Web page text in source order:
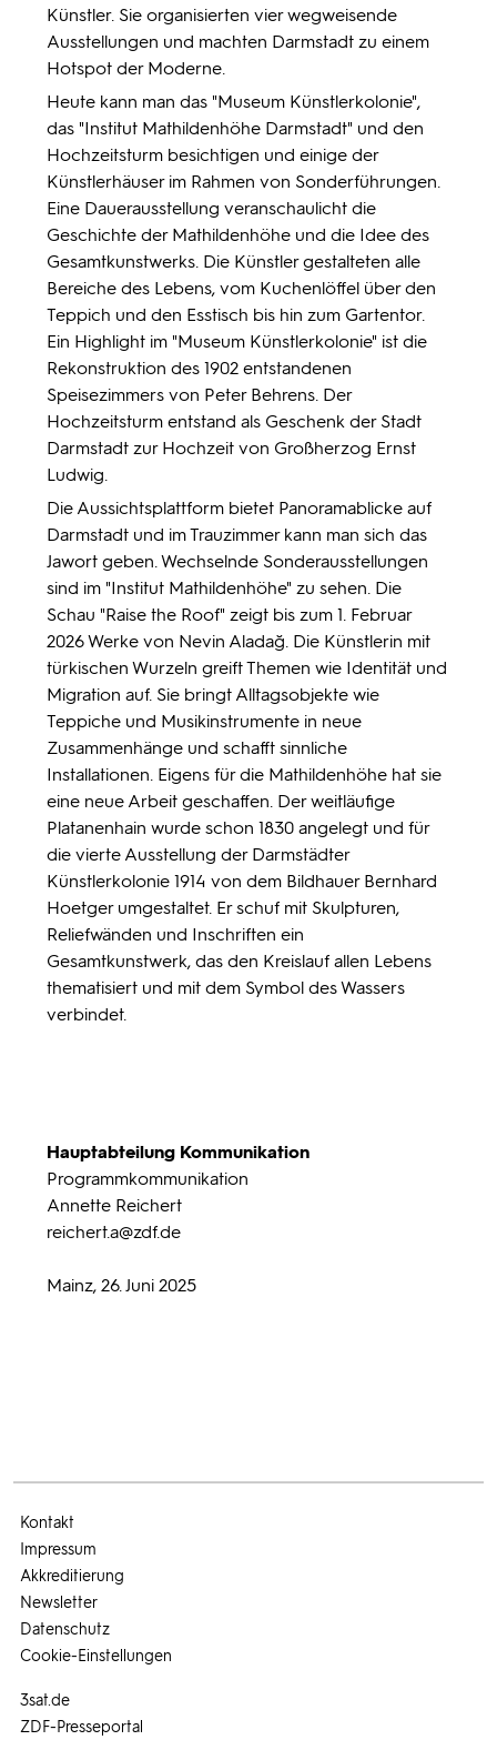
Künstler. Sie organisierten vier wegweisende
Ausstellungen und machten Darmstadt zu einem
Hotspot der Moderne.
Heute kann man das "Museum Künstlerkolonie",
das "Institut Mathildenhöhe Darmstadt" und den
Hochzeitsturm besichtigen und einige der
Künstlerhäuser im Rahmen von Sonderführungen.
Eine Dauerausstellung veranschaulicht die
Geschichte der Mathildenhöhe und die Idee des
Gesamtkunstwerks. Die Künstler gestalteten alle
Bereiche des Lebens, vom Kuchenlöffel über den
Teppich und den Esstisch bis hin zum Gartentor.
Ein Highlight im "Museum Künstlerkolonie" ist die
Rekonstruktion des 1902 entstandenen
Speisezimmers von Peter Behrens. Der
Hochzeitsturm entstand als Geschenk der Stadt
Darmstadt zur Hochzeit von Großherzog Ernst
Ludwig.
Die Aussichtsplattform bietet Panoramablicke auf
Darmstadt und im Trauzimmer kann man sich das
Jawort geben. Wechselnde Sonderausstellungen
sind im "Institut Mathildenhöhe" zu sehen. Die
Schau "Raise the Roof" zeigt bis zum 1. Februar
2026 Werke von Nevin Aladağ. Die Künstlerin mit
türkischen Wurzeln greift Themen wie Identität und
Migration auf. Sie bringt Alltagsobjekte wie
Teppiche und Musikinstrumente in neue
Zusammenhänge und schafft sinnliche
Installationen. Eigens für die Mathildenhöhe hat sie
eine neue Arbeit geschaffen. Der weitläufige
Platanenhain wurde schon 1830 angelegt und für
die vierte Ausstellung der Darmstädter
Künstlerkolonie 1914 von dem Bildhauer Bernhard
Hoetger umgestaltet. Er schuf mit Skulpturen,
Reliefwänden und Inschriften ein
Gesamtkunstwerk, das den Kreislauf allen Lebens
thematisiert und mit dem Symbol des Wassers
verbindet.
Hauptabteilung Kommunikation
Programmkommunikation
Annette Reichert
reichert.a@zdf.de
Mainz, 26. Juni 2025
3sat.de
ZDF-Presseportal
Kontakt
Impressum
Akkreditierung
Newsletter
Datenschutz
Cookie-Einstellungen